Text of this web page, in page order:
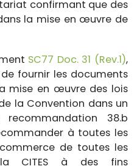
confirmant que des
la mise en œuvre de
SC77 Doc. 31 (Rev.1),
fournir les documents
mise en œuvre des lois
la Convention dans un
38.b
à toutes les
de toutes les
CITES à des fins